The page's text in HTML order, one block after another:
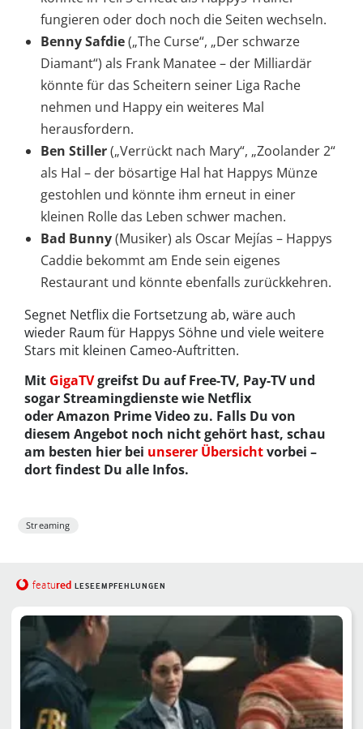
fungieren oder doch noch die Seiten wechseln.
Benny Safdie(„The Curse“, „Der schwarze
Diamant“) als Frank Manatee – der Milliardär
könnte für das Scheitern seiner Liga Rache
nehmen und Happy ein weiteres Mal
herausfordern.
Ben Stiller(„Verrückt nach Mary“, „Zoolander 2“
als Hal – der bösartige Hal hat Happys Münze
gestohlen und könnte ihm erneut in einer
kleinen Rolle das Leben schwer machen.
Bad Bunny(Musiker) als Oscar Mejías – Happys
Caddie bekommt am Ende sein eigenes
Restaurant und könnte ebenfalls zurückkehren.
Segnet Netflix die Fortsetzung ab, wäre auch
wieder Raum für Happys Söhne und viele weitere
Stars mit kleinen Cameo-Auftritten.
Mit GigaTVgreifst Du auf Free-TV, Pay-TV und
sogar Streamingdienste wie Netflix
oder Amazon Prime Video zu. Falls Du von
diesem Angebot noch nicht gehört hast, schau
am besten hier bei unserer Übersichtvorbei –
dort findest Du alle Infos.
Streaming
featured LESEEMPFEHLUNGEN